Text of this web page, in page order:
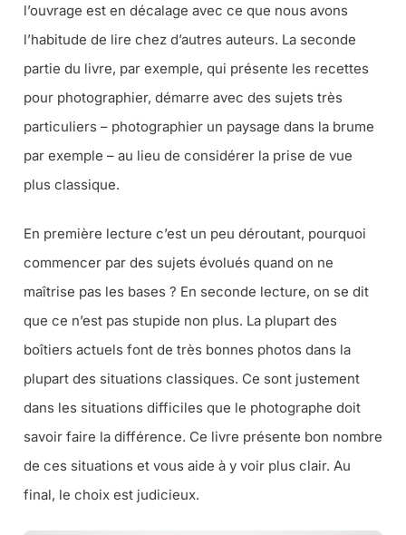
l’ouvrage est en décalage avec ce que nous avons
l’habitude de lire chez d’autres auteurs. La seconde
partie du livre, par exemple, qui présente les recettes
pour photographier, démarre avec des sujets très
particuliers – photographier un paysage dans la brume
par exemple – au lieu de considérer la prise de vue
plus classique.
En première lecture c’est un peu déroutant, pourquoi
commencer par des sujets évolués quand on ne
maîtrise pas les bases ? En seconde lecture, on se dit
que ce n’est pas stupide non plus. La plupart des
boîtiers actuels font de très bonnes photos dans la
plupart des situations classiques. Ce sont justement
dans les situations difficiles que le photographe doit
savoir faire la différence. Ce livre présente bon nombre
de ces situations et vous aide à y voir plus clair. Au
final, le choix est judicieux.